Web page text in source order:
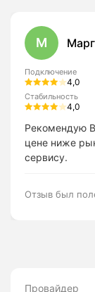
М
Подключение
4,0
Стабильность
4,0
Рекомендую
цене ниже
сервису.
Отзыв был
Провайдер